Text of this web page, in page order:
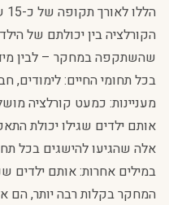
הקורלציה בין יכולתם של
שהשתקפה במחקר – לבין
בכל תחומי החיים: לימודים,
מעניינות: כמעט קורלציה
אותם ילדים שגילו יכולת
אלה שהגיעו להישגים בכל
במילים אחרות: אותם ילדים
המחקר בקלות רבה יותר, הם